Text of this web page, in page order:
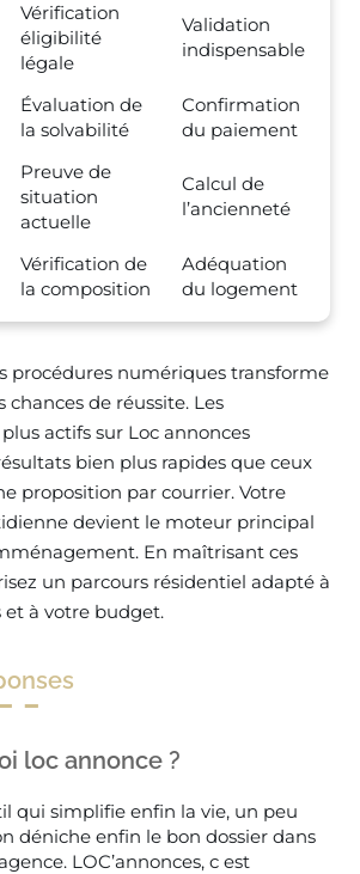
Vérification
éligibilité
légale
Validation
indispensable
Évaluation de
la solvabilité
Confirmation
du paiement
Preuve de
situation
actuelle
Calcul de
l’ancienneté
Vérification de
la composition
Adéquation
du logement
procédures numériques transforme
chances de réussite. Les
actifs sur Loc annonces
bien plus rapides que ceux
proposition par courrier. Votre
devient le moteur principal
En maîtrisant ces
un parcours résidentiel adapté à
et à votre budget.
loc annonce ?
qui simplifie enfin la vie, un peu
déniche enfin le bon dossier dans
LOC’annonces, c est